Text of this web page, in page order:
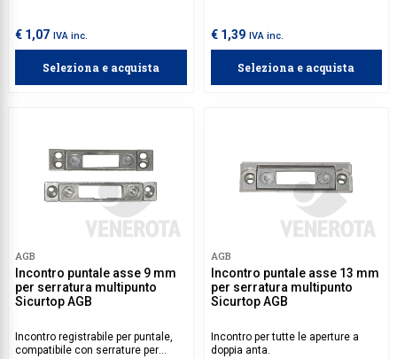
€ 1,07 IVA inc.
Seleziona e acquista
legno e PVC dotati di cava
ferramenta 16/12.
€ 1,39 IVA inc.
Seleziona e acquista
AGB
Incontro puntale asse 9 mm
per serratura multipunto
Sicurtop AGB
Incontro registrabile per puntale,
compatibile con serrature per
AGB
Incontro puntale asse 13 mm
per serratura multipunto
Sicurtop AGB
Incontro per tutte le aperture a
doppia anta.